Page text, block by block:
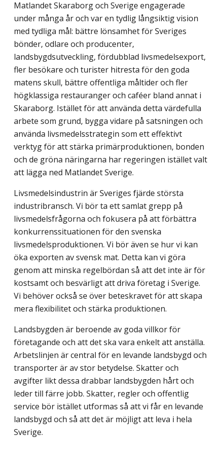
Matlandet Skaraborg och Sverige engagerade
under många år och var en tydlig långsiktig vision
med tydliga mål: bättre lönsamhet för Sveriges
bönder, odlare och producenter,
landsbygdsutveckling, fördubblad livsmedelsexport,
fler besökare och turister hitresta för den goda
matens skull, bättre offentliga måltider och fler
högklassiga restauranger och caféer bland annat i
Skaraborg. Istället för att använda detta värdefulla
arbete som grund, bygga vidare på satsningen och
använda livsmedelsstrategin som ett effektivt
verktyg för att stärka primärproduktionen, bonden
och de gröna näringarna har regeringen istället valt
att lägga ned Matlandet Sverige.
Livsmedelsindustrin är Sveriges fjärde största
industribransch. Vi bör ta ett samlat grepp på
livsmedelsfrågorna och fokusera på att förbättra
konkurrenssituationen för den svenska
livsmedelsproduktionen. Vi bör även se hur vi kan
öka exporten av svensk mat. Detta kan vi göra
genom att minska regelbördan så att det inte är för
kostsamt och besvärligt att driva företag i Sverige.
Vi behöver också se över beteskravet för att skapa
mera flexibilitet och stärka produktionen.
Landsbygden är beroende av goda villkor för
företagande och att det ska vara enkelt att anställa.
Arbetslinjen är central för en levande landsbygd och
transporter är av stor betydelse. Skatter och
avgifter likt dessa drabbar landsbygden hårt och
leder till färre jobb. Skatter, regler och offentlig
service bör istället utformas så att vi får en levande
landsbygd och så att det är möjligt att leva i hela
Sverige.